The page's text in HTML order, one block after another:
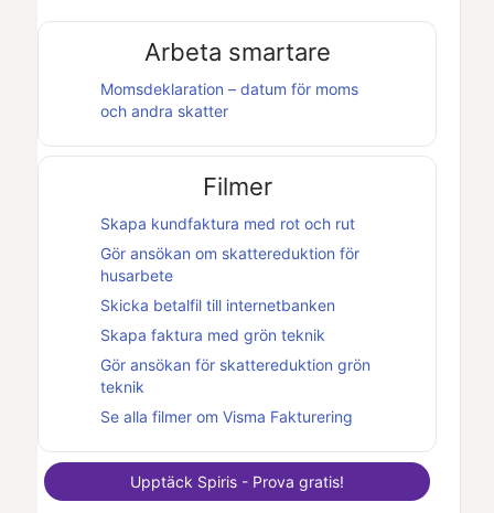
Arbeta smartare
Momsdeklaration – datum för moms
och andra skatter
Filmer
Skapa kundfaktura med rot och rut
Gör ansökan om skattereduktion för
husarbete
Skicka betalfil till internetbanken
Skapa faktura med grön teknik
Gör ansökan för skattereduktion grön
teknik
Se alla filmer om Visma Fakturering
Upptäck Spiris - Prova gratis!